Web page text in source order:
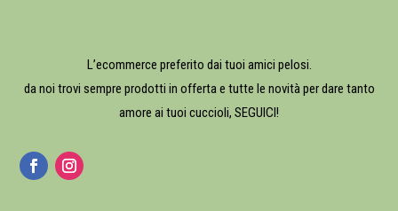
L’ecommerce preferito dai tuoi amici pelosi.
da noi trovi sempre prodotti in offerta e tutte le novità per dare tanto
amore ai tuoi cuccioli, SEGUICI!